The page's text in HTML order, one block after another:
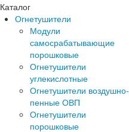
Каталог
Огнетушители
Модули
самосрабатывающие
порошковые
Огнетушители
углекислотные
Огнетушители воздушно-
пенные ОВП
Огнетушители
порошковые